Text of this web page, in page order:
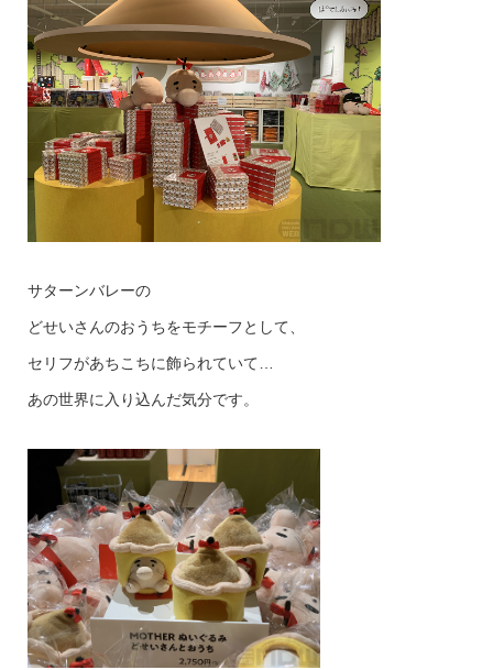
サターンバレーの
どせいさんのおうちをモチーフとして、
セリフがあちこちに飾られていて…
あの世界に入り込んだ気分です。